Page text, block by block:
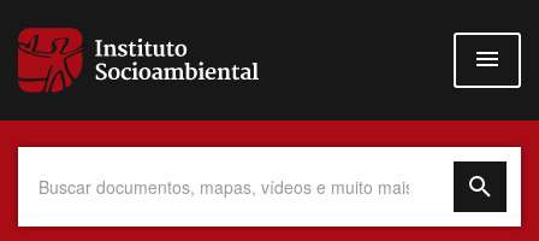
para
conteúdo